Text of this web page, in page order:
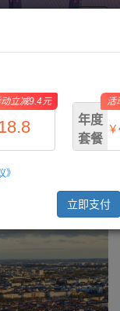
立减9.4元
年度
套餐
￥
活
》
立即支付